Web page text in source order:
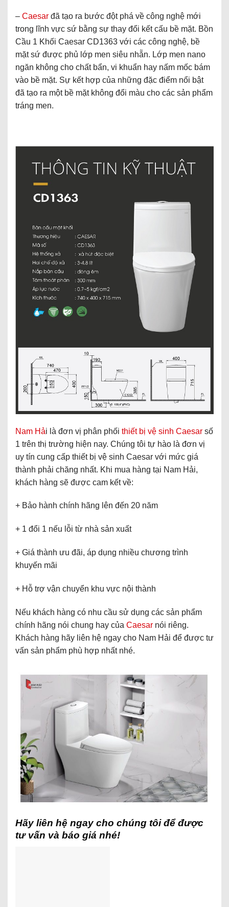
– Caesar đã tạo ra bước đột phá về công nghệ mới
trong lĩnh vực sứ bằng sự thay đổi kết cấu bề mặt. Bồn
Cầu 1 Khối Caesar CD1363 với các công nghệ, bề
mặt sứ được phủ lớp men siêu nhẵn. Lớp men nano
ngăn không cho chất bẩn, vi khuẩn hay nấm mốc bám
vào bề mặt. Sự kết hợp của những đặc điểm nổi bật
đã tạo ra một bề mặt không đổi màu cho các sản phẩm
tráng men.
Nam Hải là đơn vị phân phối thiết bị vệ sinh Caesar số
1 trên thị trường hiện nay. Chúng tôi tự hào là đơn vị
uy tín cung cấp thiết bị vệ sinh Caesar với mức giá
thành phải chăng nhất. Khi mua hàng tại Nam Hải,
khách hàng sẽ được cam kết về:
+ Bảo hành chính hãng lên đến 20 năm
+ 1 đổi 1 nếu lỗi từ nhà sản xuất
+ Giá thành ưu đãi, áp dụng nhiều chương trình
khuyến mãi
+ Hỗ trợ vận chuyển khu vực nội thành
Nếu khách hàng có nhu cầu sử dụng các sản phẩm
chính hãng nói chung hay của Caesar nói riêng.
Khách hàng hãy liên hệ ngay cho Nam Hải để được tư
vấn sản phẩm phù hợp nhất nhé.
Hãy liên hệ ngay cho chúng tôi để được
tư vấn và báo giá nhé!